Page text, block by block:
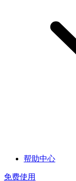
帮助中心
免费使用